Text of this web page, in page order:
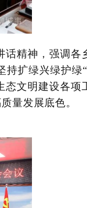
精神，强调各
扩绿兴绿护绿“
态文明建设各项
量发展底色。